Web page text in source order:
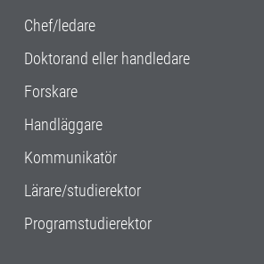
Chef/ledare
Doktorand eller handledare
Forskare
Handläggare
Kommunikatör
Lärare/studierektor
Programstudierektor